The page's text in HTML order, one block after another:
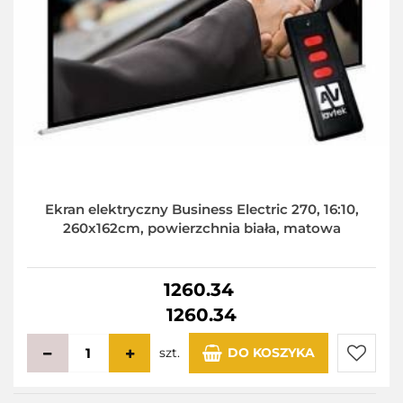
Ekran elektryczny Business Electric 270, 16:10,
260x162cm, powierzchnia biała, matowa
1260.34
1260.34
szt. DO KOSZYKA